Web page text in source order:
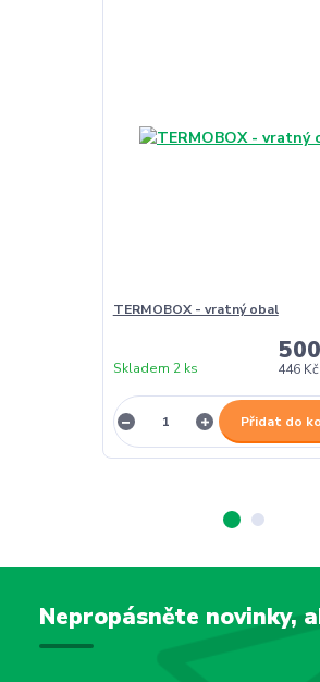
TERMOBOX - vratný obal
446 Kč
Skladem 2 ks
Přidat do
Nepropásněte novinky,